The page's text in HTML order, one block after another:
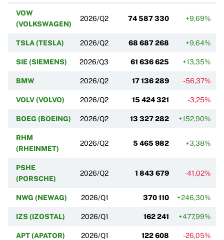
VOW
(VOLKSWAGEN)
2026/Q2 74 587 330 +9,69%
TSLA (TESLA) 2026/Q2 68 687 268 +9,64%
SIE (SIEMENS) 2026/Q3 61 636 625 +13,35%
BMW 2026/Q2 17 136 289 -56,37%
VOLV (VOLVO) 2026/Q2 15 424 321 -3,25%
BOEG (BOEING) 2026/Q2 13 327 282 +152,90%
RHM
(RHEINMET)
2026/Q2 5 465 982 +3,38%
PSHE
(PORSCHE)
2026/Q2 1 843 679 -41,02%
NWG (NEWAG) 2026/Q1 370 110 +246,30%
IZS (IZOSTAL) 2026/Q1 162 241 +477,99%
APT (APATOR) 2026/Q1 122 608 -26,05%